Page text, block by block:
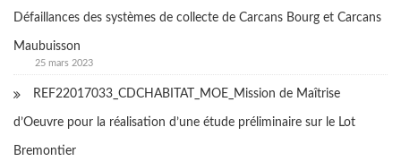
Défaillances des systèmes de collecte de Carcans Bourg et Carcans
Maubuisson
25 mars 2023
REF22017033_CDCHABITAT_MOE_Mission de Maîtrise
d’Oeuvre pour la réalisation d’une étude préliminaire sur le Lot
Bremontier